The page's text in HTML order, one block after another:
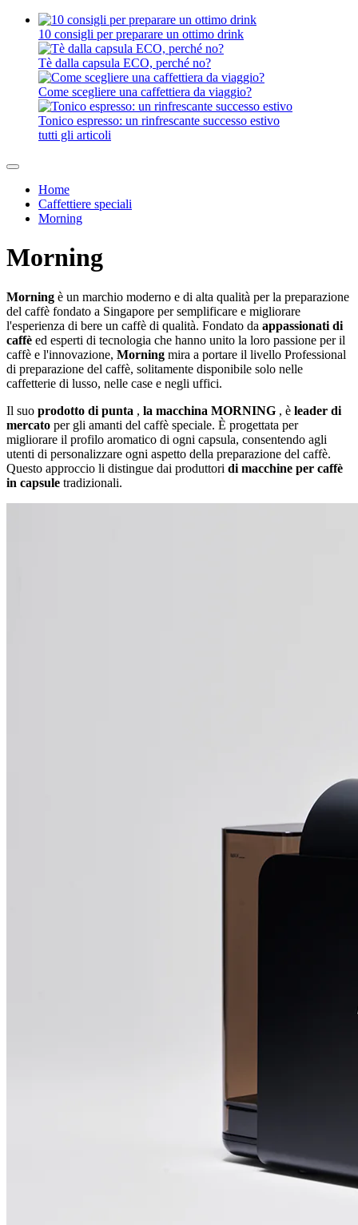
10 consigli per preparare un ottimo drink
Tè dalla capsula ECO, perché no?
Come scegliere una caffettiera da viaggio?
Tonico espresso: un rinfrescante successo estivo
tutti gli articoli
Home
Caffettiere speciali
Morning
Morning
Morning è un marchio moderno e di alta qualità per la preparazione
del caffè fondato a Singapore per semplificare e migliorare
l'esperienza di bere un caffè di qualità. Fondato da appassionati di
caffè ed esperti di tecnologia che hanno unito la loro passione per il
caffè e l'innovazione, Morning mira a portare il livello Professional
di preparazione del caffè, solitamente disponibile solo nelle
caffetterie di lusso, nelle case e negli uffici.
Il suo prodotto di punta , la macchina MORNING , è leader di
mercato per gli amanti del caffè speciale. È progettata per
migliorare il profilo aromatico di ogni capsula, consentendo agli
utenti di personalizzare ogni aspetto della preparazione del caffè.
Questo approccio li distingue dai produttori di macchine per caffè
in capsule tradizionali.